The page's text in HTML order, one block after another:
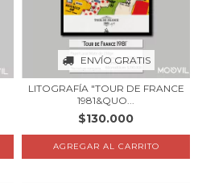
ENVÍO GRATIS
LITOGRAFÍA "TOUR DE FRANCE
1981&QUO...
$130.000
AGREGAR AL CARRITO